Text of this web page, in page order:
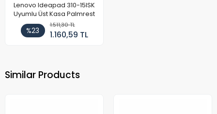
Lenovo Ideapad 310-15ISK
Uyumlu Üst Kasa Palmrest
%23
1.511,30 TL
1.160,59 TL
Similar Products